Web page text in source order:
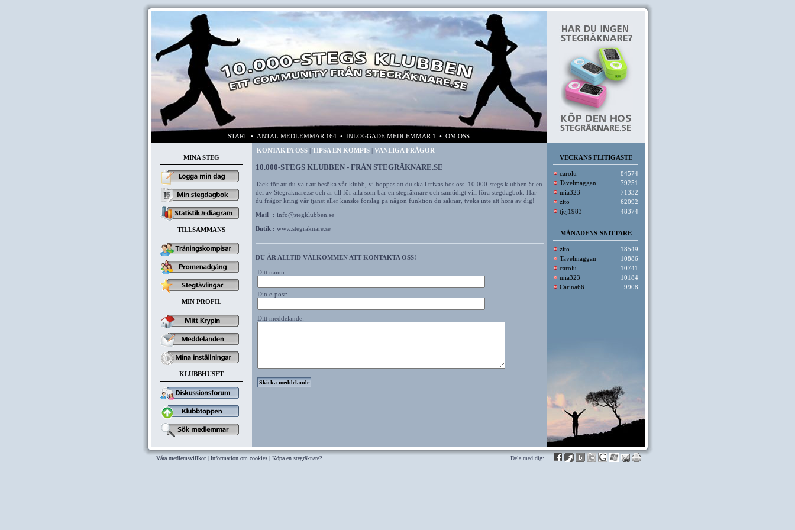
START • ANTAL MEDLEMMAR 164 • INLOGGADE MEDLEMMAR 1 • OM OSS
MINA STEG
TILLSAMMANS
MIN PROFIL
KLUBBHUSET
KONTAKTA OSS| TIPSA EN KOMPIS| VANLIGA FRÅGOR
10.000-STEGS KLUBBEN - FRÅN STEGRÄKNARE.SE
Tack för att du valt att besöka vår klubb, vi hoppas att du skall trivas hos oss. 10.000-stegs klubben är en
del av Stegräknare.se och är till för alla som bär en stegräknare och samtidigt vill föra stegdagbok. Har
du frågor kring vår tjänst eller kanske förslag på någon funktion du saknar, tveka inte att höra av dig!
Mail
: info@stegklubben.se
Butik : www.stegraknare.se
DU ÄR ALLTID VÄLKOMMEN ATT KONTAKTA OSS!
Ditt namn:
Din e-post:
Ditt meddelande:
VECKANS FLITIGASTE
carolu
84574
Tavelmaggan
79251
mia323
71332
zito
62092
tjej1983
48374
MÅNADENS SNITTARE
zito
18549
Tavelmaggan
10886
carolu
10741
mia323
10184
Carina66
9908
Våra medlemsvillkor| Information om cookies | Köpa en stegräknare? Dela med dig: